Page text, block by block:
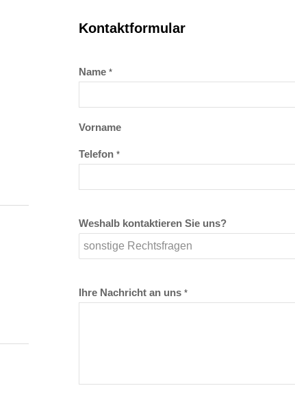
Kontaktformular
Name*
Vorname
Telefon*
Weshalb kontaktieren Sie uns?
Ihre Nachricht an uns*